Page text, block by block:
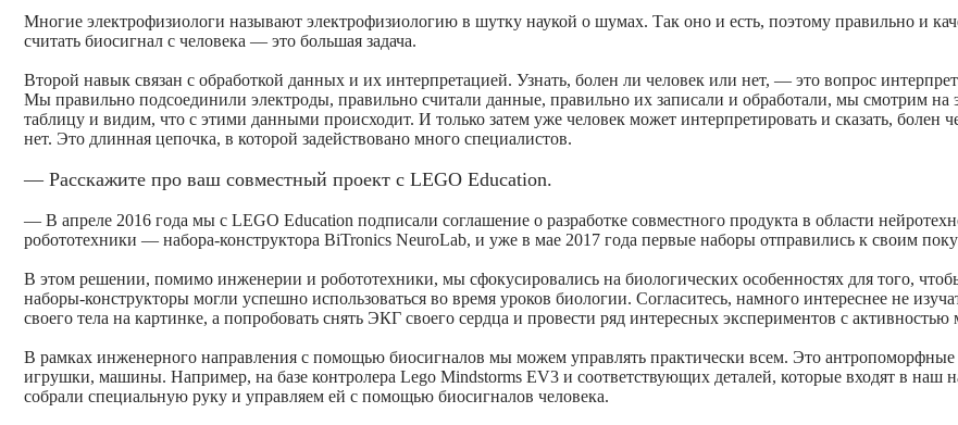
Многие электрофизиологи называют электрофизиологию в шутку наукой о шумах. Так оно и есть, поэтому правильно и
считать биосигнал с человека — это большая задача.
Второй навык связан с обработкой данных и их интерпретацией. Узнать, болен ли человек или нет, — это вопрос
Мы правильно подсоединили электроды, правильно считали данные, правильно их записали и обработали, мы смотрим на
таблицу и видим, что с этими данными происходит. И только затем уже человек может интерпретировать и сказать, болен
нет. Это длинная цепочка, в которой задействовано много специалистов.
— Расскажите про ваш совместный проект с LEGO Education.
— В апреле 2016 года мы с LEGO Education подписали соглашение о разработке совместного продукта в области
робототехники — набора-конструктора BiTronics NeuroLab, и уже в мае 2017 года первые наборы отправились к своим
В этом решении, помимо инженерии и робототехники, мы сфокусировались на биологических особенностях для того,
наборы-конструкторы могли успешно использоваться во время уроков биологии. Согласитесь, намного интереснее не
своего тела на картинке, а попробовать снять ЭКГ своего сердца и провести ряд интересных экспериментов с активностью
В рамках инженерного направления с помощью биосигналов мы можем управлять практически всем. Это антропоморфные
игрушки, машины. Например, на базе контролера Lego Mindstorms EV3 и соответствующих деталей, которые входят в наш
собрали специальную руку и управляем ей с помощью биосигналов человека.